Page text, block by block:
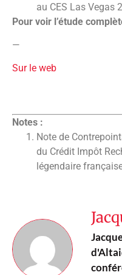
au CES Las Vegas
Pour voir l’étude
—
Sur le web
Notes :
Note de
du Crédit Impôt
légendaire